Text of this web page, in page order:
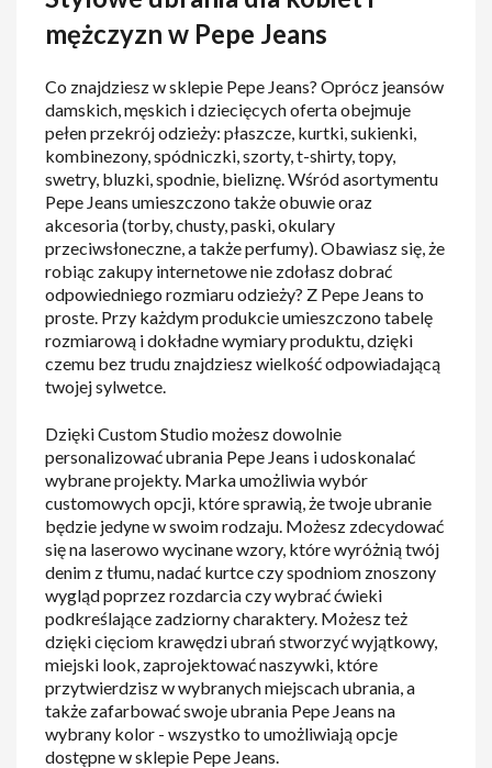
mężczyzn w Pepe Jeans
Co znajdziesz w sklepie Pepe Jeans? Oprócz jeansów
damskich, męskich i dziecięcych oferta obejmuje
pełen przekrój odzieży: płaszcze, kurtki, sukienki,
kombinezony, spódniczki, szorty, t-shirty, topy,
swetry, bluzki, spodnie, bieliznę. Wśród asortymentu
Pepe Jeans umieszczono także obuwie oraz
akcesoria (torby, chusty, paski, okulary
przeciwsłoneczne, a także perfumy). Obawiasz się, że
robiąc zakupy internetowe nie zdołasz dobrać
odpowiedniego rozmiaru odzieży? Z Pepe Jeans to
proste. Przy każdym produkcie umieszczono tabelę
rozmiarową i dokładne wymiary produktu, dzięki
czemu bez trudu znajdziesz wielkość odpowiadającą
twojej sylwetce.
Dzięki Custom Studio możesz dowolnie
personalizować ubrania Pepe Jeans i udoskonalać
wybrane projekty. Marka umożliwia wybór
customowych opcji, które sprawią, że twoje ubranie
będzie jedyne w swoim rodzaju. Możesz zdecydować
się na laserowo wycinane wzory, które wyróżnią twój
denim z tłumu, nadać kurtce czy spodniom znoszony
wygląd poprzez rozdarcia czy wybrać ćwieki
podkreślające zadziorny charaktery. Możesz też
dzięki cięciom krawędzi ubrań stworzyć wyjątkowy,
miejski look, zaprojektować naszywki, które
przytwierdzisz w wybranych miejscach ubrania, a
także zafarbować swoje ubrania Pepe Jeans na
wybrany kolor - wszystko to umożliwiają opcje
dostępne w sklepie Pepe Jeans.